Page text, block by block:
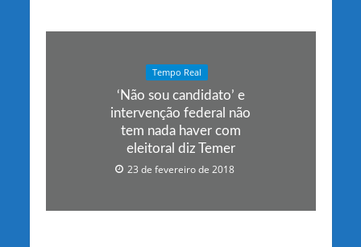
Tempo Real
‘Não sou candidato’ e
intervenção federal não
tem nada haver com
eleitoral diz Temer
23 de fevereiro de 2018